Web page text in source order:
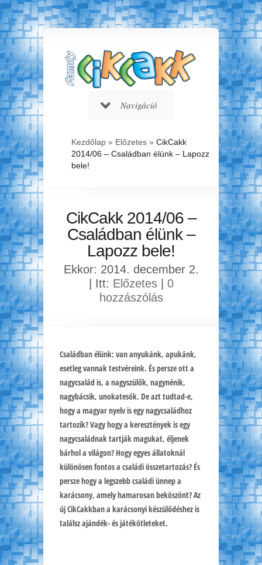
Navigáció
Kezdőlap » Előzetes » CikCakk
2014/06 – Családban élünk – Lapozz
bele!
CikCakk 2014/06 –
Családban élünk –
Lapozz bele!
Ekkor: 2014. december 2.
| Itt: Előzetes| 0
hozzászólás
Családban élünk: van anyukánk, apukánk,
esetleg vannak testvéreink. És persze ott a
nagycsalád is, a nagyszülők, nagynénik,
nagybácsik, unokatesók. De azt tudtad-e,
hogy a magyar nyelv is egy nagycsaládhoz
tartozik?Vagy hogy a keresztények is egy
nagycsaládnak tartják magukat, éljenek
bárhol a világon? Hogy egyes állatoknál
különösen fontos a családi összetartozás? És
persze hogy a legszebb családi ünnep a
karácsony, amely hamarosan beköszönt? Az
új CikCakkban a karácsonyi készülődéshez is
találsz ajándék- és játékötleteket.